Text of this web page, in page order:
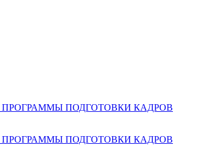
ПРОГРАММЫ ПОДГОТОВКИ КАДРОВ
ПРОГРАММЫ ПОДГОТОВКИ КАДРОВ